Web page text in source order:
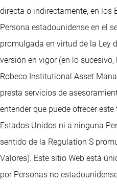
directa o indirectamente, en los
Persona estadounidense en el
promulgada en virtud de la Ley
versión en vigor (en lo sucesivo,
Robeco Institutional Asset
presta servicios de
entender que puede ofrecer
Estados Unidos ni a ninguna
sentido de la Regulation S
Valores). Este sitio Web está
por Personas no